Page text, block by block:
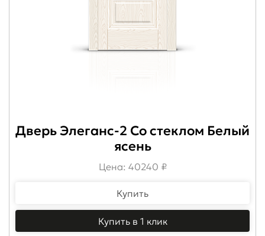
Дверь Элеганс-2 Со стеклом Белый
ясень
Цена: 40240 ₽
Купить
Купить в 1 клик